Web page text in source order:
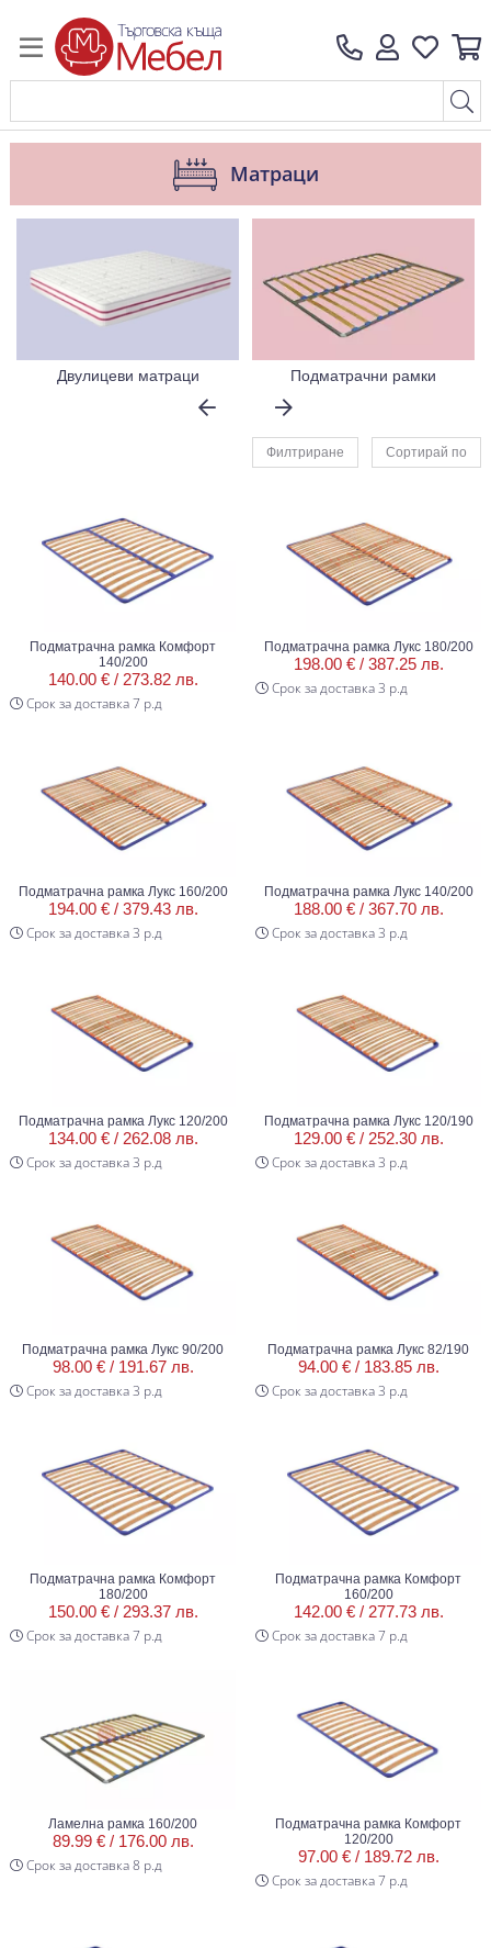
Матраци
Двулицеви матраци Подматрачни рамки
Филтриране Сортирай по
Подматрачна рамка Комфорт
140/200
140.00 € / 273.82 лв.
Срок за доставка 7 р.д
Подматрачна рамка Лукс 180/200
198.00 € / 387.25 лв.
Срок за доставка 3 р.д
Подматрачна рамка Лукс 160/200
194.00 € / 379.43 лв.
Срок за доставка 3 р.д
Подматрачна рамка Лукс 140/200
188.00 € / 367.70 лв.
Срок за доставка 3 р.д
Подматрачна рамка Лукс 120/200
134.00 € / 262.08 лв.
Срок за доставка 3 р.д
Подматрачна рамка Лукс 120/190
129.00 € / 252.30 лв.
Срок за доставка 3 р.д
Подматрачна рамка Лукс 90/200
98.00 € / 191.67 лв.
Срок за доставка 3 р.д
Подматрачна рамка Лукс 82/190
94.00 € / 183.85 лв.
Срок за доставка 3 р.д
Подматрачна рамка Комфорт
180/200
150.00 € / 293.37 лв.
Срок за доставка 7 р.д
Подматрачна рамка Комфорт
160/200
142.00 € / 277.73 лв.
Срок за доставка 7 р.д
Ламелна рамка 160/200
89.99 € / 176.00 лв.
Срок за доставка 8 р.д
Подматрачна рамка Комфорт
120/200
97.00 € / 189.72 лв.
Срок за доставка 7 р.д